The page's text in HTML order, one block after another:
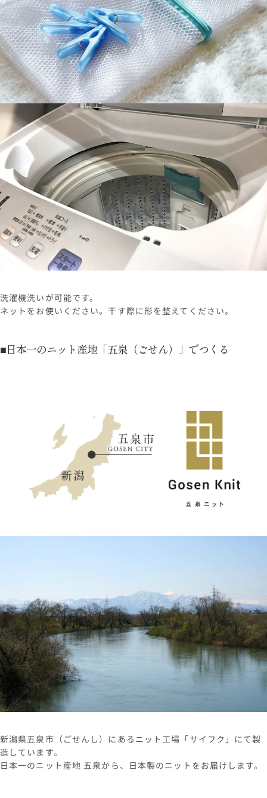
洗濯機洗いが可能です。
ネットをお使いください。干す際に形を整えてください。
■日本一のニット産地「五泉（ごせん）」でつくる
新潟県五泉市（ごせんし）にあるニット工場「サイフク」にて製
造しています。
日本一のニット産地 五泉から、日本製のニットをお届けします。